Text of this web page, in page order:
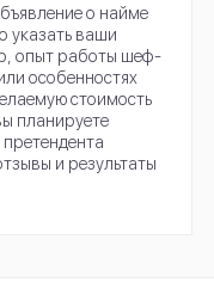
о найме
указать ваши
опыт работы шеф-
особенностях
стоимость
планируете
и результаты